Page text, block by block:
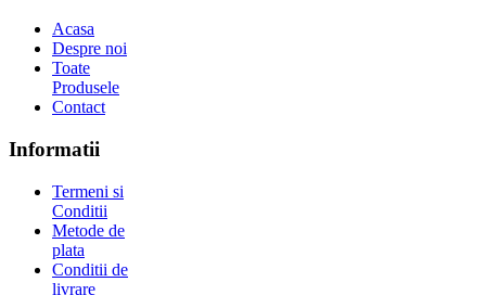
Acasa
Despre noi
Toate
Produsele
Contact
Informatii
Termeni si
Conditii
Metode de
plata
Conditii de
livrare